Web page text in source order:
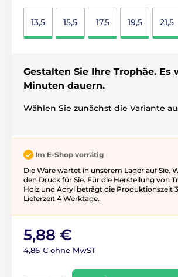
13,5 15,5 17,5 19,5 21,5
Gestalten Sie Ihre Trophäe. Es
Minuten dauern.
Wählen Sie zunächst die Variante
Im E-Shop vorrätig
Die Ware wartet in unserem Lager auf Sie.
den Druck für Sie. Für die Herstellung von
Holz und Acryl beträgt die Produktionszeit
Lieferzeit 4 Werktage.
5,88 €
4,86 € ohne MwST